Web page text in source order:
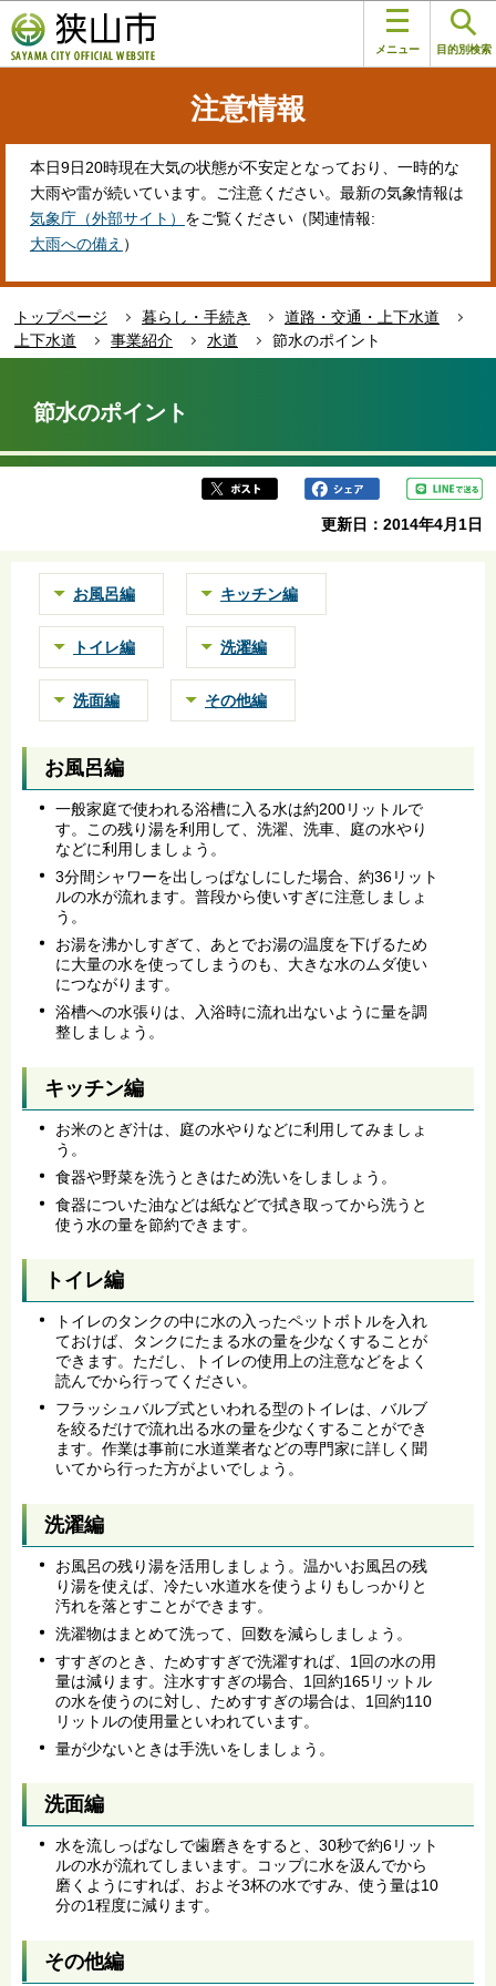
の
ペ
メニュー 目的別検索
注意情報
本日9日20時現在大気の状態が不安定となっており、一時的な
大雨や雷が続いています。ご注意ください。最新の気象情報は
気象庁（外部サイト） をご覧ください（関連情報:
大雨への備え ）
トップページ 暮らし・手続き
道路・交通・上下水道
上下水道
事業紹介 水道
節水のポイント
か
節水のポイント
更新日：2014年4月1日
お風呂編 キッチン編
トイレ編 洗濯編
洗面編 その他編
お風呂編
一般家庭で使われる浴槽に入る水は約200リットルで
す。この残り湯を利用して、洗濯、洗車、庭の水やり
などに利用しましょう。
3分間シャワーを出しっぱなしにした場合、約36リット
ルの水が流れます。普段から使いすぎに注意しましょ
う。
お湯を沸かしすぎて、あとでお湯の温度を下げるため
に大量の水を使ってしまうのも、大きな水のムダ使い
につながります。
浴槽への水張りは、入浴時に流れ出ないように量を調
整しましょう。
キッチン編
お米のとぎ汁は、庭の水やりなどに利用してみましょ
う。
食器や野菜を洗うときはため洗いをしましょう。
食器についた油などは紙などで拭き取ってから洗うと
使う水の量を節約できます。
トイレ編
トイレのタンクの中に水の入ったペットボトルを入れ
ておけば、タンクにたまる水の量を少なくすることが
できます。ただし、トイレの使用上の注意などをよく
読んでから行ってください。
フラッシュバルブ式といわれる型のトイレは、バルブ
を絞るだけで流れ出る水の量を少なくすることができ
ます。作業は事前に水道業者などの専門家に詳しく聞
いてから行った方がよいでしょう。
洗濯編
お風呂の残り湯を活用しましょう。温かいお風呂の残
り湯を使えば、冷たい水道水を使うよりもしっかりと
汚れを落とすことができます。
洗濯物はまとめて洗って、回数を減らしましょう。
すすぎのとき、ためすすぎで洗濯すれば、1回の水の用
量は減ります。注水すすぎの場合、1回約165リットル
の水を使うのに対し、ためすすぎの場合は、1回約110
リットルの使用量といわれています。
量が少ないときは手洗いをしましょう。
洗面編
水を流しっぱなしで歯磨きをすると、30秒で約6リット
ルの水が流れてしまいます。コップに水を汲んでから
磨くようにすれば、およそ3杯の水ですみ、使う量は10
分の1程度に減ります。
その他編